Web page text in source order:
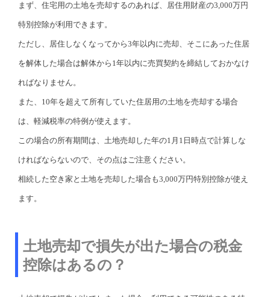
まず、住宅用の土地を売却するのあれば、居住用財産の3,000万円
特別控除が利用できます。
ただし、居住しなくなってから3年以内に売却、そこにあった住居
を解体した場合は解体から1年以内に売買契約を締結しておかなけ
ればなりません。
また、10年を超えて所有していた住居用の土地を売却する場合
は、軽減税率の特例が使えます。
この場合の所有期間は、土地売却した年の1月1日時点で計算しな
ければならないので、その点はご注意ください。
相続した空き家と土地を売却した場合も3,000万円特別控除が使え
ます。
土地売却で損失が出た場合の税金
控除はあるの？